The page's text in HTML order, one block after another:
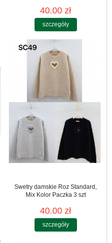
40.00 zł
szczegóły
Swetry damskie Roz Standard,
Mix Kolor Paczka 3 szt
40.00 zł
szczegóły